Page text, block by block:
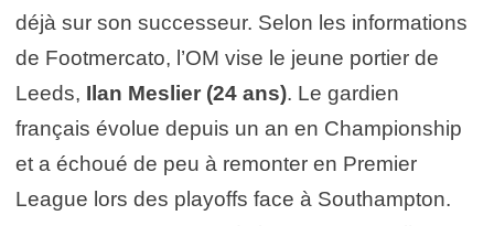
déjà sur son successeur. Selon les informations
de Footmercato, l’OM vise le jeune portier de
Leeds, Ilan Meslier (24 ans). Le gardien
français évolue depuis un an en Championship
et a échoué de peu à remonter en Premier
League lors des playoffs face à Southampton.